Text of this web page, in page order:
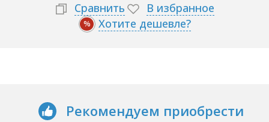
Сравнить В избранное
% Хотите дешевле?
Рекомендуем приобрести